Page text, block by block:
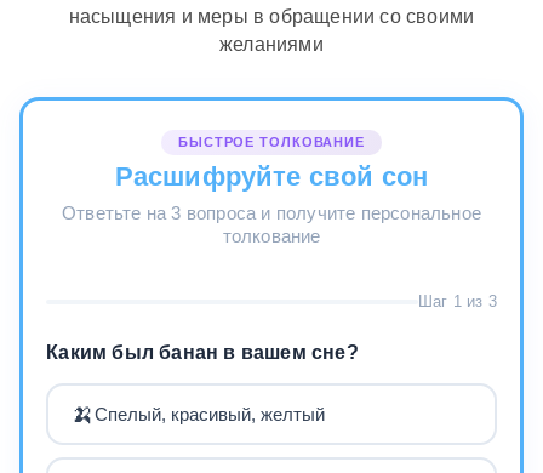
насыщения и меры в обращении со своими
желаниями
БЫСТРОЕ ТОЛКОВАНИЕ
Расшифруйте свой сон
Ответьте на 3 вопроса и получите персональное
толкование
Шаг 1 из 3
Каким был банан в вашем сне?
🍌Спелый, красивый, желтый